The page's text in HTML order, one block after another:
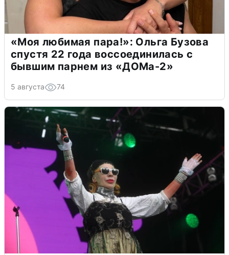
«Моя любимая пара!»: Ольга Бузова
спустя 22 года воссоединилась с
бывшим парнем из «ДОМа-2»
5 августа 74